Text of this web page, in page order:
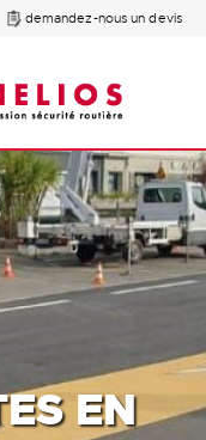
demandez-nous un devis
EN